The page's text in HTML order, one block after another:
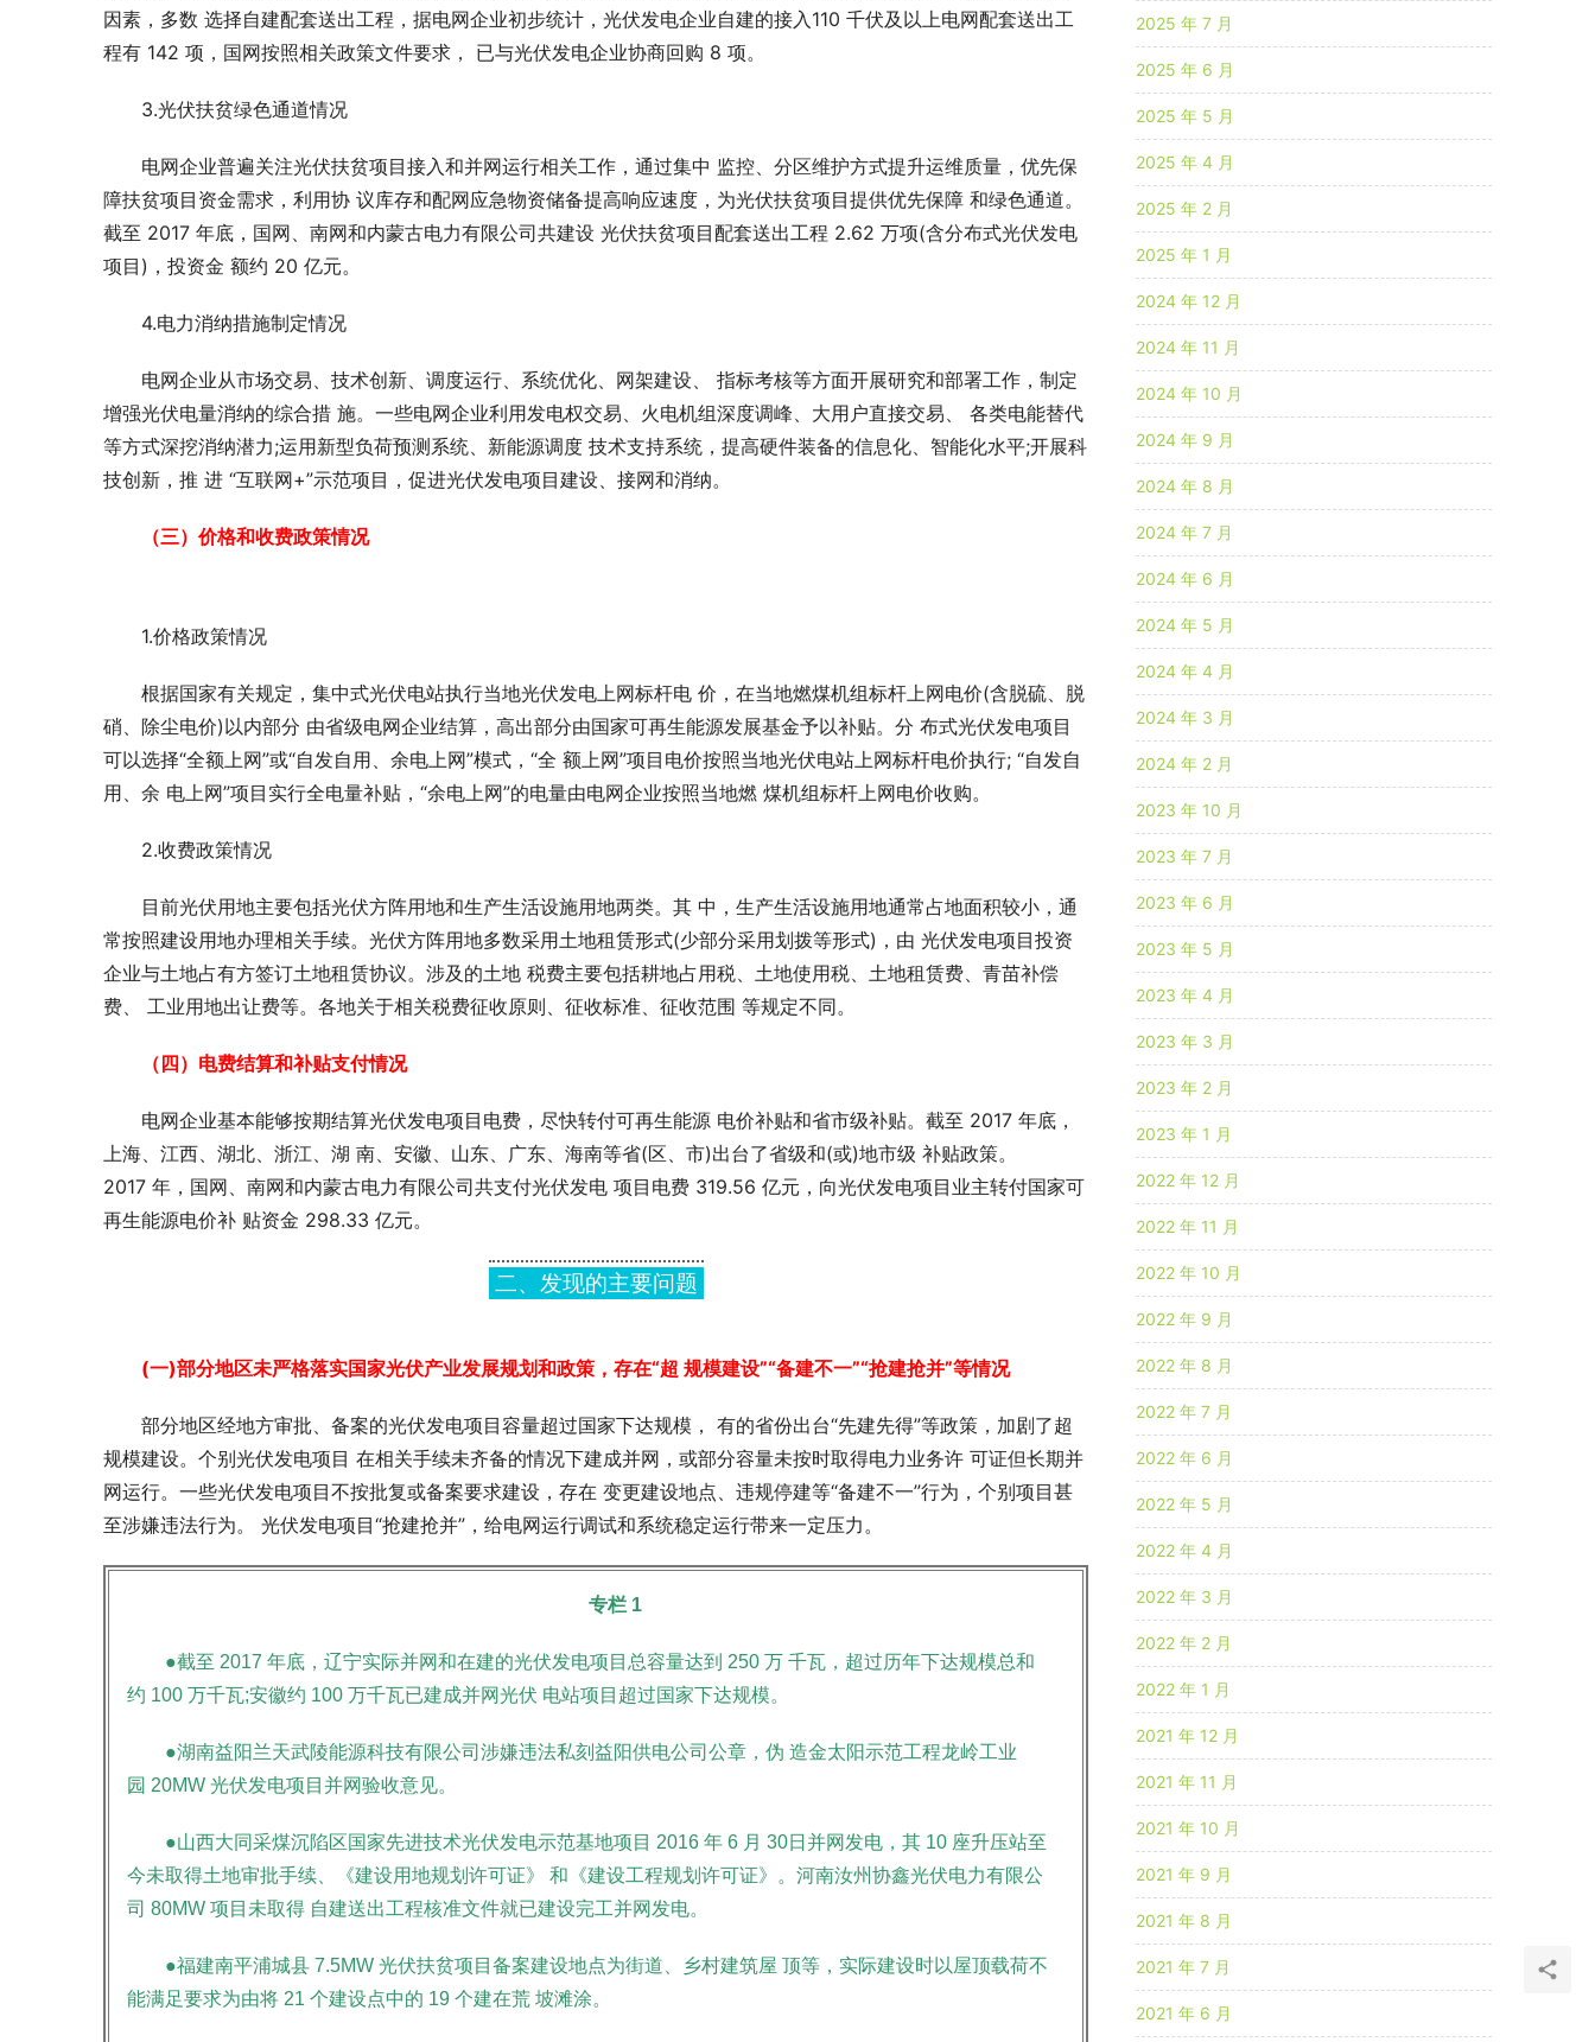
因素，多数 选择自建配套送出工程，据电网企业初步统计，光伏发电企业自建的接入110 千伏及以上电网配套送出工
程有 142 项，国网按照相关政策文件要求， 已与光伏发电企业协商回购 8 项。
3.光伏扶贫绿色通道情况
电网企业普遍关注光伏扶贫项目接入和并网运行相关工作，通过集中 监控、分区维护方式提升运维质量，优先保
障扶贫项目资金需求，利用协 议库存和配网应急物资储备提高响应速度，为光伏扶贫项目提供优先保障 和绿色通道。
截至 2017 年底，国网、南网和内蒙古电力有限公司共建设 光伏扶贫项目配套送出工程 2.62 万项(含分布式光伏发电
项目)，投资金 额约 20 亿元。
4.电力消纳措施制定情况
电网企业从市场交易、技术创新、调度运行、系统优化、网架建设、 指标考核等方面开展研究和部署工作，制定
增强光伏电量消纳的综合措 施。一些电网企业利用发电权交易、火电机组深度调峰、大用户直接交易、 各类电能替代
等方式深挖消纳潜力;运用新型负荷预测系统、新能源调度 技术支持系统，提高硬件装备的信息化、智能化水平;开展科
技创新，推 进 “互联网+”示范项目，促进光伏发电项目建设、接网和消纳。
（三）价格和收费政策情况
1.价格政策情况
根据国家有关规定，集中式光伏电站执行当地光伏发电上网标杆电 价，在当地燃煤机组标杆上网电价(含脱硫、脱
硝、除尘电价)以内部分 由省级电网企业结算，高出部分由国家可再生能源发展基金予以补贴。分 布式光伏发电项目
可以选择“全额上网”或“自发自用、余电上网”模式，“全 额上网”项目电价按照当地光伏电站上网标杆电价执行; “自发自
用、余 电上网”项目实行全电量补贴，“余电上网”的电量由电网企业按照当地燃 煤机组标杆上网电价收购。
2.收费政策情况
目前光伏用地主要包括光伏方阵用地和生产生活设施用地两类。其 中，生产生活设施用地通常占地面积较小，通
常按照建设用地办理相关手续。光伏方阵用地多数采用土地租赁形式(少部分采用划拨等形式)，由 光伏发电项目投资
企业与土地占有方签订土地租赁协议。涉及的土地 税费主要包括耕地占用税、土地使用税、土地租赁费、青苗补偿
费、 工业用地出让费等。各地关于相关税费征收原则、征收标准、征收范围 等规定不同。
（四）电费结算和补贴支付情况
电网企业基本能够按期结算光伏发电项目电费，尽快转付可再生能源 电价补贴和省市级补贴。截至 2017 年底，
上海、江西、湖北、浙江、湖 南、安徽、山东、广东、海南等省(区、市)出台了省级和(或)地市级 补贴政策。
2017 年，国网、南网和内蒙古电力有限公司共支付光伏发电 项目电费 319.56 亿元，向光伏发电项目业主转付国家可
再生能源电价补 贴资金 298.33 亿元。
二、发现的主要问题
(一)部分地区未严格落实国家光伏产业发展规划和政策，存在“超 规模建设”“备建不一”“抢建抢并”等情况
部分地区经地方审批、备案的光伏发电项目容量超过国家下达规模， 有的省份出台“先建先得”等政策，加剧了超
规模建设。个别光伏发电项目 在相关手续未齐备的情况下建成并网，或部分容量未按时取得电力业务许 可证但长期并
网运行。一些光伏发电项目不按批复或备案要求建设，存在 变更建设地点、违规停建等“备建不一”行为，个别项目甚
至涉嫌违法行为。 光伏发电项目“抢建抢并”，给电网运行调试和系统稳定运行带来一定压力。
专栏 1
●截至 2017 年底，辽宁实际并网和在建的光伏发电项目总容量达到 250 万 千瓦，超过历年下达规模总和
约 100 万千瓦;安徽约 100 万千瓦已建成并网光伏 电站项目超过国家下达规模。
●湖南益阳兰天武陵能源科技有限公司涉嫌违法私刻益阳供电公司公章，伪 造金太阳示范工程龙岭工业
园 20MW 光伏发电项目并网验收意见。
●山西大同采煤沉陷区国家先进技术光伏发电示范基地项目 2016 年 6 月 30日并网发电，其 10 座升压站至
今未取得土地审批手续、《建设用地规划许可证》 和《建设工程规划许可证》。河南汝州协鑫光伏电力有限公
司 80MW 项目未取得 自建送出工程核准文件就已建设完工并网发电。
●福建南平浦城县 7.5MW 光伏扶贫项目备案建设地点为街道、乡村建筑屋 顶等，实际建设时以屋顶载荷不
能满足要求为由将 21 个建设点中的 19 个建在荒 坡滩涂。
2025 年 7 月
2025 年 6 月
2025 年 5 月
2025 年 4 月
2025 年 2 月
2025 年 1 月
2024 年 12 月
2024 年 11 月
2024 年 10 月
2024 年 9 月
2024 年 8 月
2024 年 7 月
2024 年 6 月
2024 年 5 月
2024 年 4 月
2024 年 3 月
2024 年 2 月
2023 年 10 月
2023 年 7 月
2023 年 6 月
2023 年 5 月
2023 年 4 月
2023 年 3 月
2023 年 2 月
2023 年 1 月
2022 年 12 月
2022 年 11 月
2022 年 10 月
2022 年 9 月
2022 年 8 月
2022 年 7 月
2022 年 6 月
2022 年 5 月
2022 年 4 月
2022 年 3 月
2022 年 2 月
2022 年 1 月
2021 年 12 月
2021 年 11 月
2021 年 10 月
2021 年 9 月
2021 年 8 月
2021 年 7 月
2021 年 6 月